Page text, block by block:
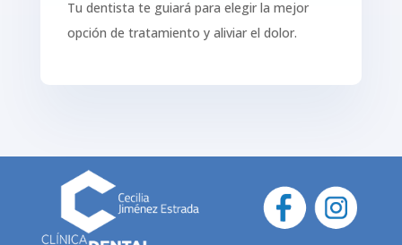
Tu dentista te guiará para elegir la mejor
opción de tratamiento y aliviar el dolor.